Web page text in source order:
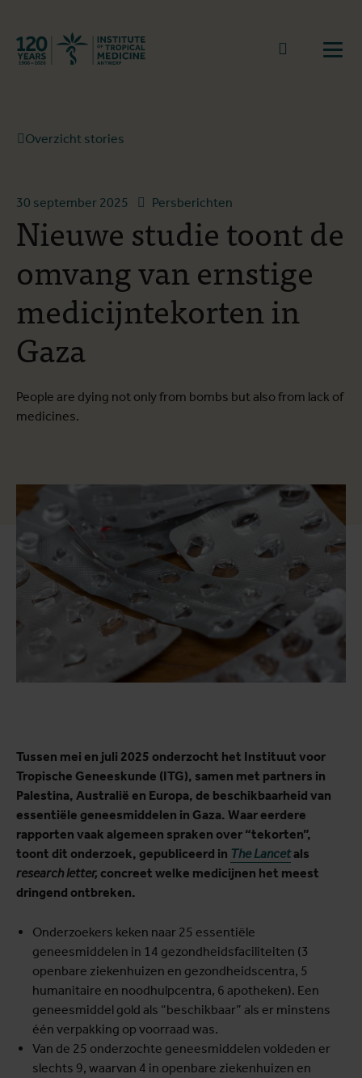
Terug naar start
Naar
Overzicht stories
30 september 2025 Persberichten
Nieuwe studie toont de
omvang van ernstige
medicijntekorten in
Gaza
People are dying not only from bombs but also from lack of
medicines.
Tussen mei en juli 2025 onderzocht het Instituut voor
Tropische Geneeskunde (ITG), samen met partners in
Palestina, Australië en Europa, de beschikbaarheid van
essentiële geneesmiddelen in Gaza. Waar eerdere
rapporten vaak algemeen spraken over “tekorten”,
toont dit onderzoek, gepubliceerd in The Lancetals
research letter, concreet welke medicijnen het meest
dringend ontbreken.
Onderzoekers keken naar 25 essentiële
geneesmiddelen in 14 gezondheidsfaciliteiten (3
openbare ziekenhuizen en gezondheidscentra, 5
humanitaire en noodhulpcentra, 6 apotheken). Een
geneesmiddel gold als “beschikbaar” als er minstens
één verpakking op voorraad was.
Van de 25 onderzochte geneesmiddelen voldeden er
slechts 9, waarvan 4 in openbare ziekenhuizen en